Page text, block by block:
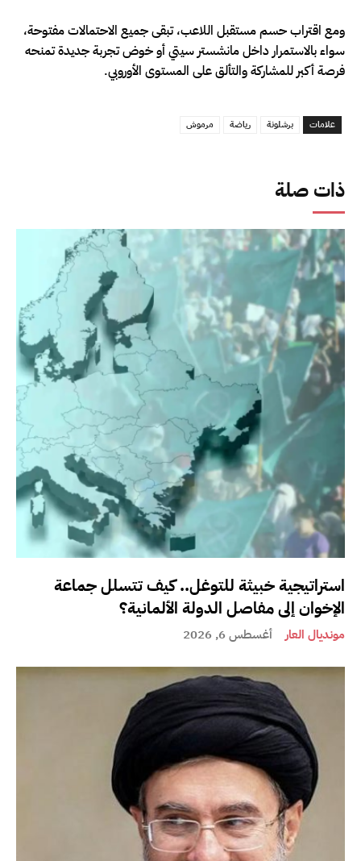
ذات صلة
استراتيجية خبيثة للتوغل.. كيف تتسلل جماعة
الإخوان إلى مفاصل الدولة الألمانية؟
مونديال العار أغسطس 6, 2026
ومع اقتراب حسم مستقبل اللاعب، تبقى جميع الاحتمالات مفتوحة،
سواء بالاستمرار داخل مانشستر سيتي أو خوض تجربة جديدة تمنحه
فرصة أكبر للمشاركة والتألق على المستوى الأوروبي.
علامات برشلونة رياضة مرموش